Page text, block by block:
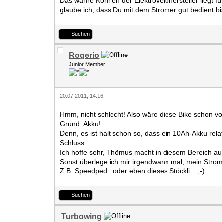
glaube ich, dass Du mit dem Stromer gut bedient
Suchen
Rogerio
Junior Member
20.07.2011, 14:16
Hmm, nicht schlecht! Also wäre diese Bike schon
Grund: Akku!
Denn, es ist halt schon so, dass ein 10Ah-Akku
Schluss.
Ich hoffe sehr, Thömus macht in diesem Bereich
Sonst überlege ich mir irgendwann mal, mein
Z.B. Speedped...oder eben dieses Stöckli... ;-)
Suchen
Turbowing